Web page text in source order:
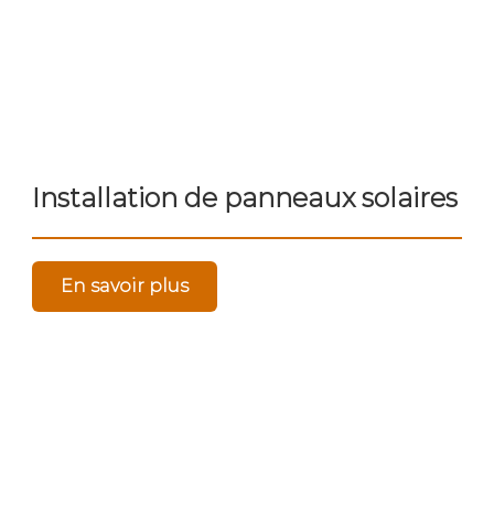
Installation de panneaux solaires
En savoir plus